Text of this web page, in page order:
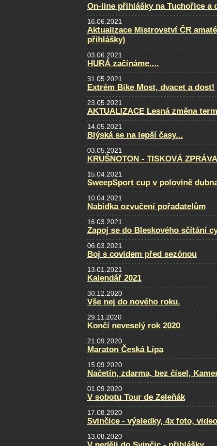
On-line přihlášky na Tuchořice a
16.06.2021
Aktualizace Mistrovství ČR
přihlášky)
03.06.2021
HURÁ začínáme....
31.05.2021
Extrém Bike Most, dvacet a dost!
23.05.2021
AKTUALIZACE Lesná změna
14.05.2021
Blýská se na lepší časy...
03.05.2021
KRUŠNOTON - TISKOVÁ
15.04.2021
SweepSport cup v polovině
10.04.2021
Nabídka ozvučení pořadatelům
16.03.2021
Zapoj se do Bleskového sčítání
06.03.2021
Boj s covidem před sezónou
13.01.2021
Kalendář 2021
30.12.2020
Vše nej do nového roku.
29.11.2020
Končí neveselý rok 2020
21.09.2020
Maraton Česká Lípa
15.09.2020
Načetín, zdarma, bez čísel,
01.09.2020
V sobotu Tour de Zeleňák
17.08.2020
Svinčice - výsledky, 4x foto,
13.08.2020